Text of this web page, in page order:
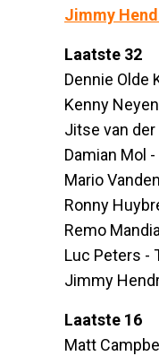
Jimmy
Laatste 32
Dennie Olde
Kenny
Jitse van
Damian Mol
Mario
Ronny
Remo
Luc Peters -
Jimmy
Laatste 16
Matt